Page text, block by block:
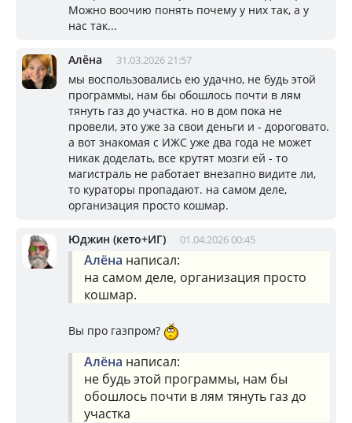
Можно воочию понять почему у них так, а у
нас так...
Алёна 31.03.2026 21:57
мы воспользовались ею удачно, не будь этой
программы, нам бы обошлось почти в лям
тянуть газ до участка. но в дом пока не
провели, это уже за свои деньги и - дороговато.
а вот знакомая с ИЖС уже два года не может
никак доделать, все крутят мозги ей - то
магистраль не работает внезапно видите ли,
то кураторы пропадают. на самом деле,
организация просто кошмар.
Юджин (кето+ИГ) 01.04.2026 00:45
Алёна написал:
на самом деле, организация просто
кошмар.
Вы про газпром?
Алёна написал:
не будь этой программы, нам бы
обошлось почти в лям тянуть газ до
участка